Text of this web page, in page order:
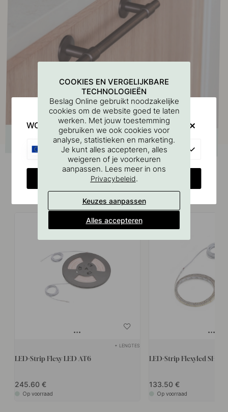
Vergelijkbare producten
+ LENGTES
LED-Strip Flexy LED AT6
245.60
Op voorraad
LED-Strip Flexyled
133.50
Op voorraad
COOKIES EN VERGELIJKBARE
TECHNOLOGIEËN
Beslag Online gebruikt noodzakelijke
cookies om de website goed te laten
werken. Met jouw toestemming
gebruiken we ook cookies voor
analyse, statistieken en marketing.
Je kunt alles accepteren, alles
weigeren of je voorkeuren
aanpassen. Lees meer in ons
Privacybeleid.
Keuzes aanpassen
Alles accepteren
WOULD YOU RATHER VISIT?
CHANGE COUNTRY